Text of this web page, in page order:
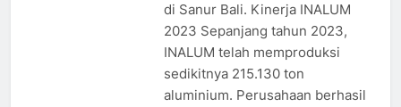
di Sanur Bali. Kinerja INALUM
2023 Sepanjang tahun 2023,
INALUM telah memproduksi
sedikitnya 215.130 ton
aluminium. Perusahaan berhasil